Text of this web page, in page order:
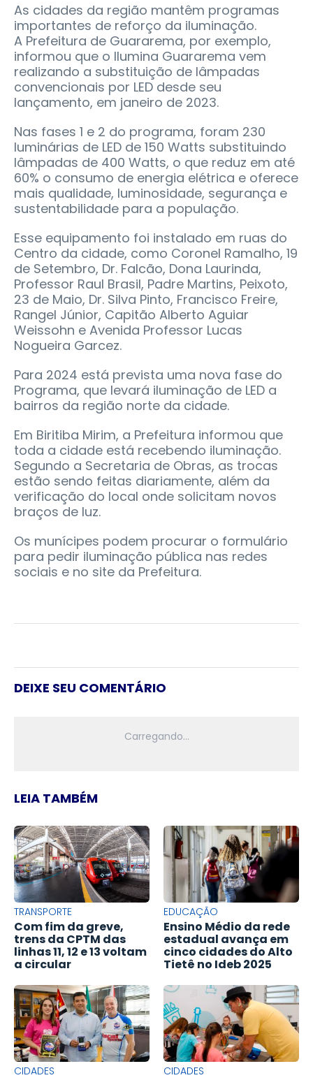
As cidades da região mantêm programas
importantes de reforço da iluminação.
A Prefeitura de Guararema, por exemplo,
informou que o Ilumina Guararema vem
realizando a substituição de lâmpadas
convencionais por LED desde seu
lançamento, em janeiro de 2023.
Nas fases 1 e 2 do programa, foram 230
luminárias de LED de 150 Watts substituindo
lâmpadas de 400 Watts, o que reduz em até
60% o consumo de energia elétrica e oferece
mais qualidade, luminosidade, segurança e
sustentabilidade para a população.
Esse equipamento foi instalado em ruas do
Centro da cidade, como Coronel Ramalho, 19
de Setembro, Dr. Falcão, Dona Laurinda,
Professor Raul Brasil, Padre Martins, Peixoto,
23 de Maio, Dr. Silva Pinto, Francisco Freire,
Rangel Júnior, Capitão Alberto Aguiar
Weissohn e Avenida Professor Lucas
Nogueira Garcez.
Para 2024 está prevista uma nova fase do
Programa, que levará iluminação de LED a
bairros da região norte da cidade.
Em Biritiba Mirim, a Prefeitura informou que
toda a cidade está recebendo iluminação.
Segundo a Secretaria de Obras, as trocas
estão sendo feitas diariamente, além da
verificação do local onde solicitam novos
braços de luz.
Os munícipes podem procurar o formulário
para pedir iluminação pública nas redes
sociais e no site da Prefeitura.
DEIXE SEU COMENTÁRIO
LEIA TAMBÉM
TRANSPORTE
Com fim da greve,
trens da CPTM das
linhas 11, 12 e 13 voltam
a circular
EDUCAÇÃO
Ensino Médio da rede
estadual avança em
cinco cidades do Alto
Tietê no Ideb 2025
CIDADES CIDADES